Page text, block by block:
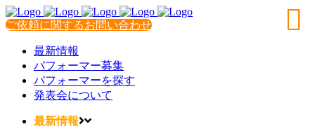
ご依頼に関するお問い合わせ
最新情報
パフォーマー募集
パフォーマーを探す
発表会について
最新情報